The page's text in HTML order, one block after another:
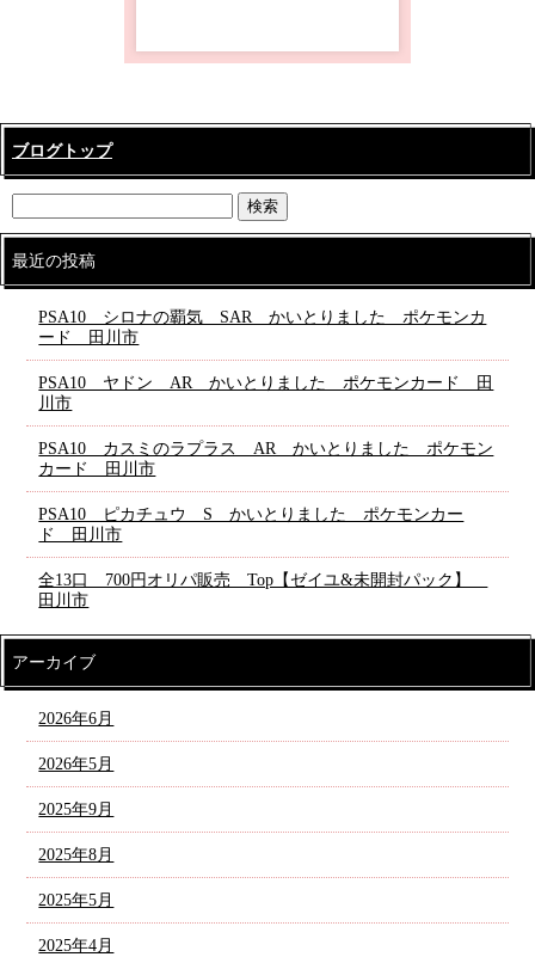
ブログトップ
最近の投稿
PSA10 シロナの覇気 SAR かいとりました ポケモンカ
ード 田川市
PSA10 ヤドン AR かいとりました ポケモンカード 田
川市
PSA10 カスミのラプラス AR かいとりました ポケモン
カード 田川市
PSA10 ピカチュウ S かいとりました ポケモンカー
ド 田川市
全13口 700円オリパ販売 Top【ゼイユ&未開封パック】
田川市
アーカイブ
2026年6月
2026年5月
2025年9月
2025年8月
2025年5月
2025年4月